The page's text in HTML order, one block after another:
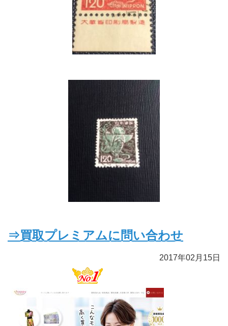
⇒買取プレミアムに問い合わせ
2017年02月15日